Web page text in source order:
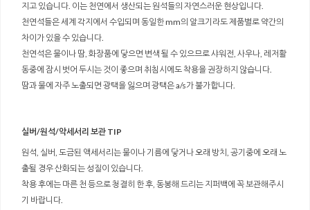
지고 있습니다. 이는 천연에서 생산되는 원석들의 자연스러운 현상입니다.
천연석들은 세계 각지에서 수입되며 동일한 mm의 알크기라도 제품별로 약간의
차이가 있을 수 있습니다.
천연석은 물이나 땀, 화장품에 닿으면 변색 될 수 있으므로 샤워전, 사우나, 레저활
동중에 잠시 벗어 두시는 것이 좋으며 취침시에도 착용을 권장하지 않습니다.
땀과 물에 자주 노출되면 광택을 잃으며 광택은 a/s가 불가합니다.
실버/원석/악세서리 보관 TIP
원석, 실버, 도금된 액세서리는 물이나 기름에 닿거나 오래 방치, 공기중에 오래 노
출될 경우 산화되는 성질이 있습니다.
착용 후에는 마른 천 등으로 청결히 한 후, 동봉해 드리는 지퍼백에 꼭 보관해주시
기 바랍니다.